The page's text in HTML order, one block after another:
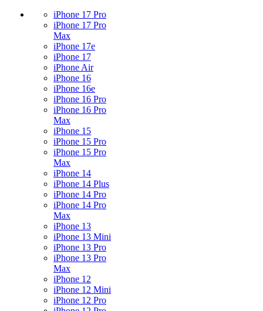
iPhone 17 Pro
iPhone 17 Pro
Max
iPhone 17e
iPhone 17
iPhone Air
iPhone 16
iPhone 16e
iPhone 16 Pro
iPhone 16 Pro
Max
iPhone 15
iPhone 15 Pro
iPhone 15 Pro
Max
iPhone 14
iPhone 14 Plus
iPhone 14 Pro
iPhone 14 Pro
Max
iPhone 13
iPhone 13 Mini
iPhone 13 Pro
iPhone 13 Pro
Max
iPhone 12
iPhone 12 Mini
iPhone 12 Pro